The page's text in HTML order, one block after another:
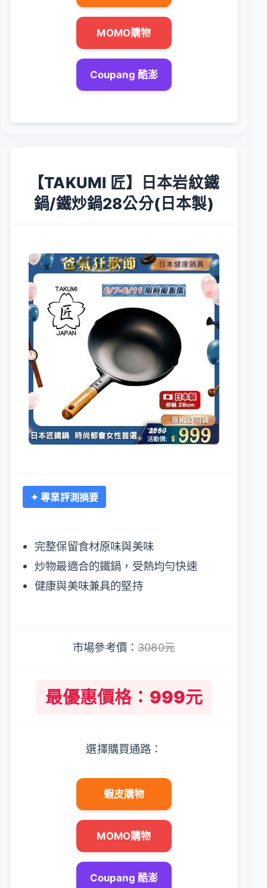
MOMO購物
Coupang 酷澎
【TAKUMI 匠】日本岩紋鐵
鍋/鐵炒鍋28公分(日本製)
✦ 專業評測摘要
完整保留食材原味與美味
炒物最適合的鐵鍋，受熱均勻快速
健康與美味兼具的堅持
市場參考價：3080元
最優惠價格：999元
選擇購買通路：
蝦皮購物
MOMO購物
Coupang 酷澎